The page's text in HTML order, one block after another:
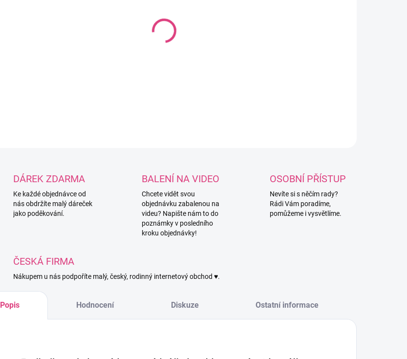
silikonových korálků. Háček je ve velikosti
DÁREK ZDARMA
Ke každé objednávce od
nás obdržíte malý dáreček
jako poděkování.
BALENÍ NA VIDEO
Chcete vidět svou
objednávku zabalenou na
videu? Napište nám to do
poznámky v posledního
kroku objednávky!
OSOBNÍ PŘÍSTUP
Nevíte si s něčím rady?
Rádi Vám poradíme,
pomůžeme i vysvětlíme.
ČESKÁ FIRMA
Nákupem u nás podpoříte malý, český, rodinný internetový obchod ♥.
Popis Hodnocení Diskuze Ostatní informace